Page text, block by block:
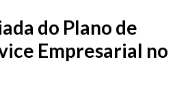
do Plano de
Empresarial no